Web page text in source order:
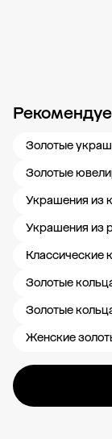
Золотые
Золотые
Украшения из
Украшения из
Классические
Золотые
Золотые
Женские
Новости компании